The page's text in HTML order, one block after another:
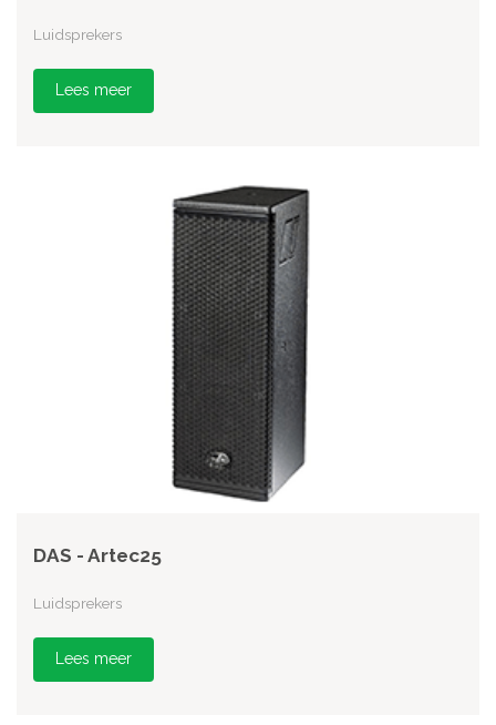
Luidsprekers
Lees meer
DAS - Artec25
Luidsprekers
Lees meer